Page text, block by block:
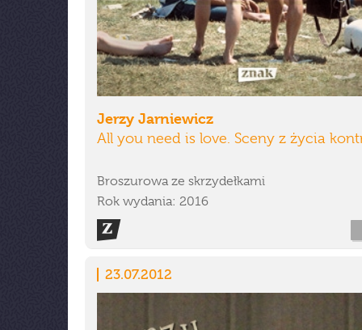
Jerzy Jarniewicz
All you need is love. Sceny z życia
Broszurowa ze skrzydełkami
Rok wydania: 2016
23.07.2012